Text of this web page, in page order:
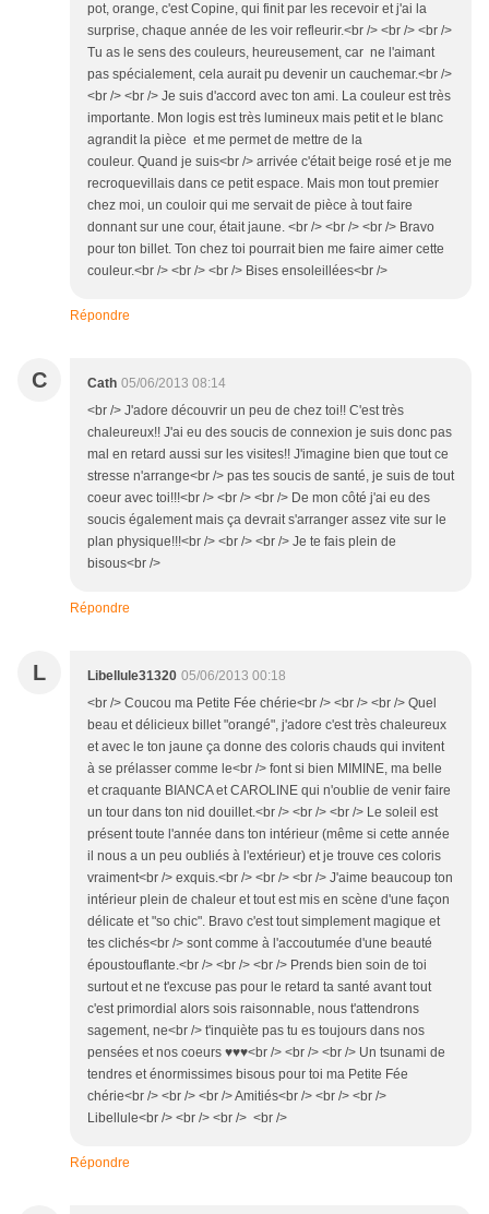
pot, orange, c'est Copine, qui finit par les recevoir et j'ai la
surprise, chaque année de les voir refleurir.<br /> <br /> <br />
Tu as le sens des couleurs, heureusement, car ne l'aimant
pas spécialement, cela aurait pu devenir un cauchemar.<br />
<br /> <br /> Je suis d'accord avec ton ami. La couleur est très
importante. Mon logis est très lumineux mais petit et le blanc
agrandit la pièce et me permet de mettre de la
couleur. Quand je suis<br /> arrivée c'était beige rosé et je me
recroquevillais dans ce petit espace. Mais mon tout premier
chez moi, un couloir qui me servait de pièce à tout faire
donnant sur une cour, était jaune. <br /> <br /> <br /> Bravo
pour ton billet. Ton chez toi pourrait bien me faire aimer cette
couleur.<br /> <br /> <br /> Bises ensoleillées<br />
Répondre
C Cath 05/06/2013 08:14
<br /> J'adore découvrir un peu de chez toi!! C'est très
chaleureux!! J'ai eu des soucis de connexion je suis donc pas
mal en retard aussi sur les visites!! J'imagine bien que tout ce
stresse n'arrange<br /> pas tes soucis de santé, je suis de tout
coeur avec toi!!!<br /> <br /> <br /> De mon côté j'ai eu des
soucis également mais ça devrait s'arranger assez vite sur le
plan physique!!!<br /> <br /> <br /> Je te fais plein de
bisous<br />
Répondre
L Libellule31320 05/06/2013 00:18
<br /> Coucou ma Petite Fée chérie<br /> <br /> <br /> Quel
beau et délicieux billet "orangé", j'adore c'est très chaleureux
et avec le ton jaune ça donne des coloris chauds qui invitent
à se prélasser comme le<br /> font si bien MIMINE, ma belle
et craquante BIANCA et CAROLINE qui n'oublie de venir faire
un tour dans ton nid douillet.<br /> <br /> <br /> Le soleil est
présent toute l'année dans ton intérieur (même si cette année
il nous a un peu oubliés à l'extérieur) et je trouve ces coloris
vraiment<br /> exquis.<br /> <br /> <br /> J'aime beaucoup ton
intérieur plein de chaleur et tout est mis en scène d'une façon
délicate et "so chic". Bravo c'est tout simplement magique et
tes clichés<br /> sont comme à l'accoutumée d'une beauté
époustouflante.<br /> <br /> <br /> Prends bien soin de toi
surtout et ne t'excuse pas pour le retard ta santé avant tout
c'est primordial alors sois raisonnable, nous t'attendrons
sagement, ne<br /> t'inquiète pas tu es toujours dans nos
pensées et nos coeurs ♥♥♥<br /> <br /> <br /> Un tsunami de
tendres et énormissimes bisous pour toi ma Petite Fée
chérie<br /> <br /> <br /> Amitiés<br /> <br /> <br />
Libellule<br /> <br /> <br /> <br />
Répondre